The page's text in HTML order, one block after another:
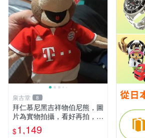
泉古堂 8
拜仁慕尼黑吉祥物伯尼熊，圖
片為實物拍攝，看好再拍，不
退不換-187978
$1,149